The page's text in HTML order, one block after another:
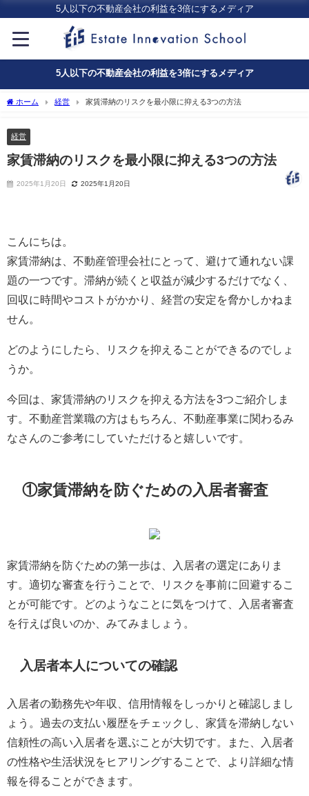
5人以下の不動産会社の利益を3倍にするメディア
5人以下の不動産会社の利益を3倍にするメディア
ホーム 経営 家賃滞納のリスクを最小限に抑える3つの方法
経営
家賃滞納のリスクを最小限に抑える3つの方法
2025年1月20日 2025年1月20日
こんにちは。
家賃滞納は、不動産管理会社にとって、避けて通れない課
題の一つです。滞納が続くと収益が減少するだけでなく、
回収に時間やコストがかかり、経営の安定を脅かしかねま
せん。
どのようにしたら、リスクを抑えることができるのでしょ
うか。
今回は、家賃滞納のリスクを抑える方法を3つご紹介しま
す。不動産営業職の方はもちろん、不動産事業に関わるみ
なさんのご参考にしていただけると嬉しいです。
①家賃滞納を防ぐための入居者審査
家賃滞納を防ぐための第一歩は、入居者の選定にありま
す。適切な審査を行うことで、リスクを事前に回避するこ
とが可能です。どのようなことに気をつけて、入居者審査
を行えば良いのか、みてみましょう。
入居者本人についての確認
入居者の勤務先や年収、信用情報をしっかりと確認しまし
ょう。過去の支払い履歴をチェックし、家賃を滞納しない
信頼性の高い入居者を選ぶことが大切です。また、入居者
の性格や生活状況をヒアリングすることで、より詳細な情
報を得ることができます。